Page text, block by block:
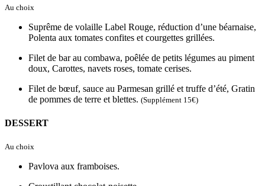
Au choix
Suprême de volaille Label Rouge, réduction d’une béarnaise,
Polenta aux tomates confites et courgettes grillées.
Filet de bar au combawa, poêlée de petits légumes au piment
doux, Carottes, navets roses, tomate cerises.
Filet de bœuf, sauce au Parmesan grillé et truffe d’été, Gratin
de pommes de terre et blettes. (Supplément 15€)
DESSERT
Au choix
Pavlova aux framboises.